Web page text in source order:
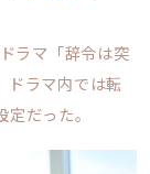
ラマ「辞令は突
ドラマ内では転
だった。